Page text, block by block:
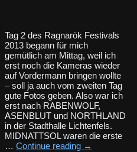
Tag 2 des Ragnarök Festivals
2013 begann für mich
gemütlich am Mittag, weil ich
erst noch die Kameras wieder
auf Vordermann bringen wollte
– soll ja auch vom zweiten Tag
gute Fotos geben. Also war ich
erst nach RABENWOLF,
ASENBLUT und NORTHLAND
in der Stadthalle Lichtenfels.
MIDNATTSOL waren die erste
… Continue reading →